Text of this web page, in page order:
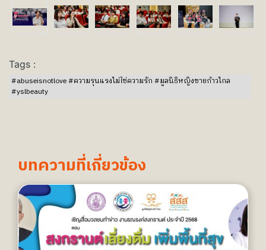
Tags :
#abuseisnotlove #ความรุนแรงไม่ใช่ความรัก #มูลนิธิหญิงชายก้าวไกล
#yslbeauty
บทความที่เกี่ยวข้อง